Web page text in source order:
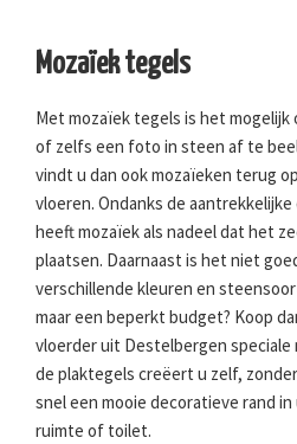
Mozaïek tegels
Met mozaïek tegels is het mogelijk
of zelfs een foto in steen af te
vindt u dan ook mozaïeken terug
vloeren. Ondanks de
heeft mozaïek als nadeel dat het
plaatsen. Daarnaast is het niet
verschillende kleuren en
maar een beperkt budget? Koop
vloerder uit Destelbergen speciale
de plaktegels creëert u zelf,
snel een mooie decoratieve rand
ruimte of toilet.